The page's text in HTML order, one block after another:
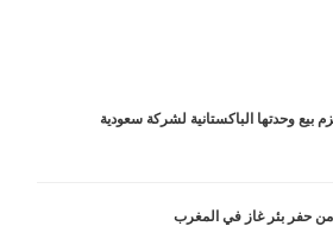
بيع وحدتها الباكستانية لشركة سعودية
من حفر بئر غاز في المغرب